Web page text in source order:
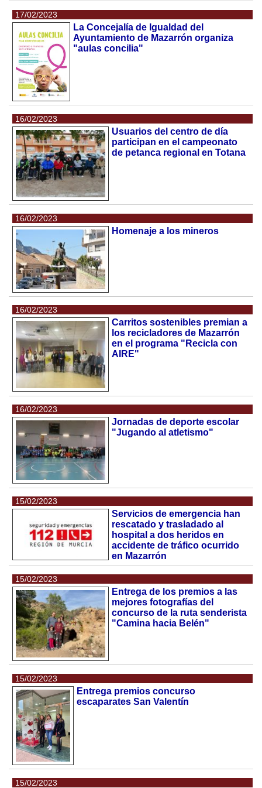
17/02/2023
La Concejalía de Igualdad del
Ayuntamiento de Mazarrón organiza
"aulas concilia"
16/02/2023
Usuarios del centro de día
participan en el campeonato
de petanca regional en Totana
16/02/2023
Homenaje a los mineros
16/02/2023
Carritos sostenibles premian a
los recicladores de Mazarrón
en el programa "Recicla con
AIRE"
16/02/2023
Jornadas de deporte escolar
"Jugando al atletismo"
15/02/2023
Servicios de emergencia han
rescatado y trasladado al
hospital a dos heridos en
accidente de tráfico ocurrido
en Mazarrón
15/02/2023
Entrega de los premios a las
mejores fotografías del
concurso de la ruta senderista
"Camina hacia Belén"
15/02/2023
Entrega premios concurso
escaparates San Valentín
15/02/2023